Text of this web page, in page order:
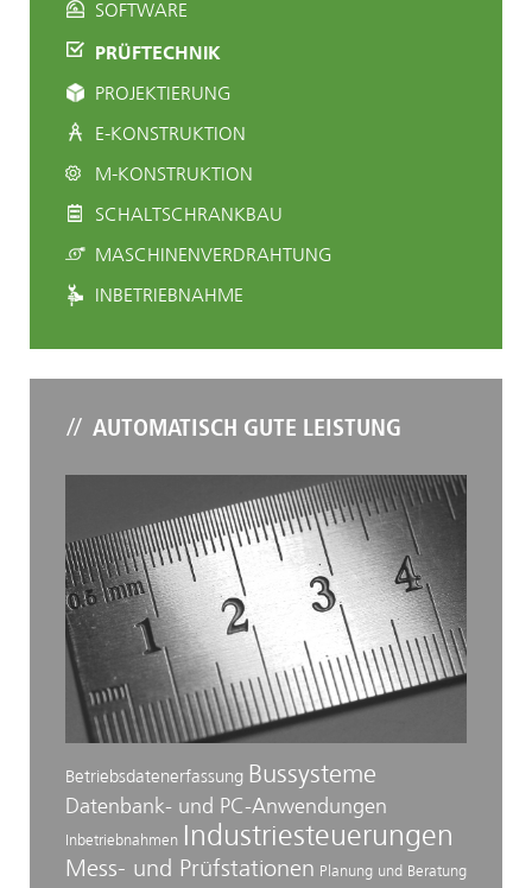
SOFTWARE
PRÜFTECHNIK
PROJEKTIERUNG
E-KONSTRUKTION
M-KONSTRUKTION
SCHALTSCHRANKBAU
MASCHINENVERDRAHTUNG
INBETRIEBNAHME
AUTOMATISCH GUTE LEISTUNG
Betriebsdatenerfassung Bussysteme
Datenbank- und PC-Anwendungen
Inbetriebnahmen Industriesteuerungen
Mess- und Prüfstationen Planung und Beratung